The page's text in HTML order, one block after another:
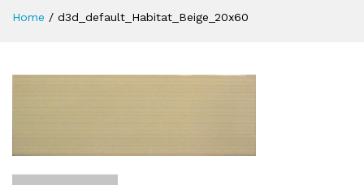
Home / d3d_default_Habitat_Beige_20x60